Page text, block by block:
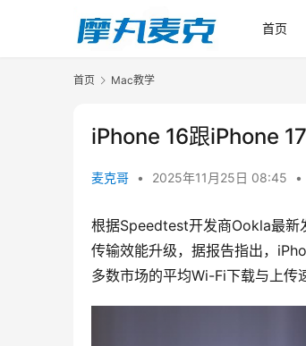
首页
首页 Mac教学
iPhone 16跟iPhone
麦克哥 • 2025年11月25日 08:45 •
根据Speedtest开发商Ookla最新
传输效能升级，据报告指出，
多数市场的平均Wi-Fi下载与上传